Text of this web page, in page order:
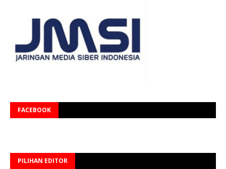
FACEBOOK
PILIHAN EDITOR